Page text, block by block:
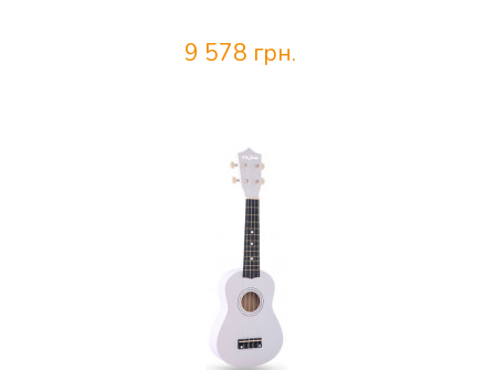
9 578 грн.